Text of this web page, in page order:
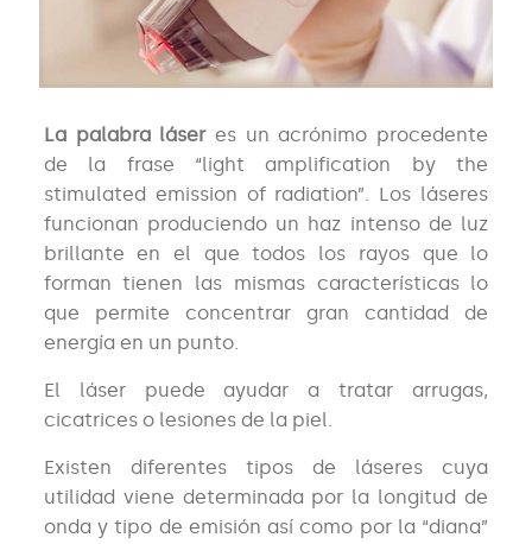
La palabra láser es un acrónimo procedente
de la frase “light amplification by the
stimulated emission of radiation”. Los láseres
funcionan produciendo un haz intenso de luz
brillante en el que todos los rayos que lo
forman tienen las mismas características lo
que permite concentrar gran cantidad de
energía en un punto.
El láser puede ayudar a tratar arrugas,
cicatrices o lesiones de la piel.
Existen diferentes tipos de láseres cuya
utilidad viene determinada por la longitud de
onda y tipo de emisión así como por la “diana”